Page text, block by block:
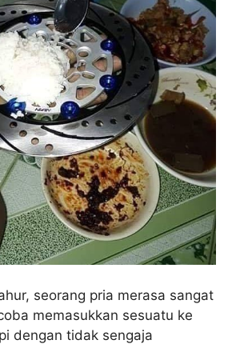
seorang pria merasa sangat
memasukkan sesuatu ke
dengan tidak sengaja